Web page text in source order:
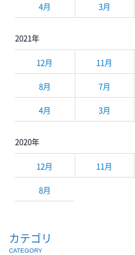
4月 3月
2021年
12月 11月
8月 7月
4月 3月
2020年
12月 11月
8月
カテゴリ
CATEGORY